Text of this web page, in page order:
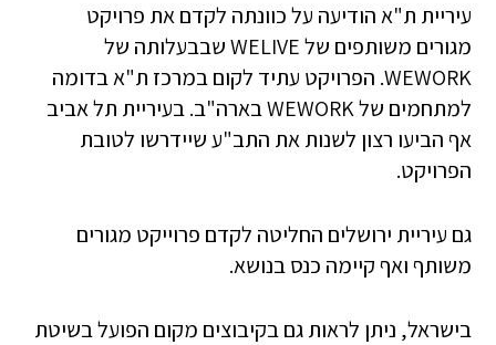
עיריית ת"א הודיעה על כוונתה לקדם את פרויקט
מגורים משותפים של WELIVE שבבעלותה של
WEWORK. הפרויקט עתיד לקום במרכז ת"א בדומה
למתחמים של WEWORK בארה"ב. בעיריית תל אביב
אף הביעו רצון לשנות את התב"ע שיידרשו לטובת
הפרויקט.
גם עיריית ירושלים החליטה לקדם פרוייקט מגורים
משותף ואף קיימה כנס בנושא.
בישראל, ניתן לראות גם בקיבוצים מקום הפועל בשיטת